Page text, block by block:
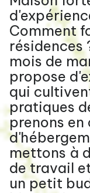
Comment
résidences
mois de
propose
qui
pratiques
prenons en
mettons à
de travail
un petit